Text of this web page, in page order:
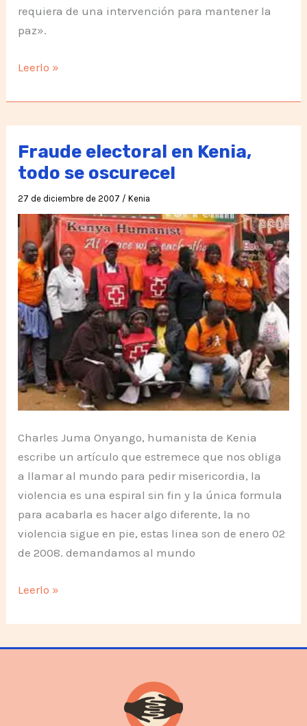
requiera de una intervención para mantener la
paz».
Posición
Movimiento
Humanista
en
Kenya
Leerlo »
Fraude electoral en Kenia,
todo se oscurece!
27 de diciembre de 2007 /Kenia
Charles Juma Onyango, humanista de Kenia
escribe un artículo que estremece que nos obliga
a llamar al mundo para pedir misericordia, la
violencia es una espiral sin fin y la única formula
para acabarla es hacer algo diferente, la no
violencia sigue en pie, estas linea son de enero 02
de 2008. demandamos al mundo
Fraude
en
Kenia,
Leerlo »